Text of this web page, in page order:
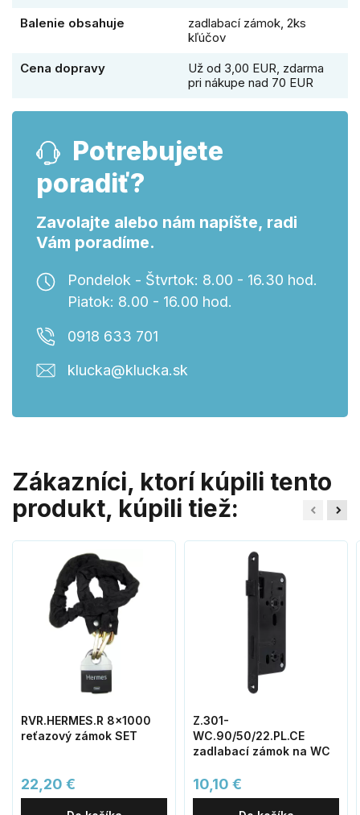
Balenie obsahuje
zadlabací zámok, 2ks
kľúčov
Cena dopravy
Už od 3,00 EUR, zdarma
pri nákupe nad 70 EUR
Potrebujete
poradiť?
Zavolajte alebo nám napíšte, radi
Vám poradíme.
Pondelok - Štvrtok: 8.00 - 16.30 hod.
Piatok: 8.00 - 16.00 hod.
0918 633 701
klucka@klucka.sk
Zákazníci, ktorí kúpili tento
produkt, kúpili tiež:
RVR.HERMES.R 8x1000
reťazový zámok SET
22,20 €
Z.301-
WC.90/50/22.PL.CE
zadlabací zámok na WC
10,10 €